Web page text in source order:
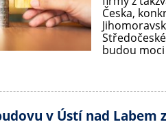
Česka,
budou moci
v Ústí nad Labem